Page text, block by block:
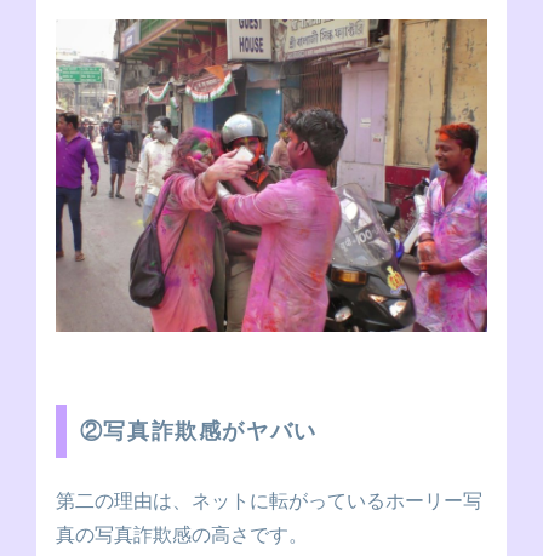
②写真詐欺感がヤバい
第二の理由は、ネットに転がっているホーリー写
真の写真詐欺感の高さです。